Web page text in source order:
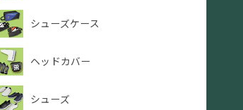
シューズケース
ヘッドカバー
シューズ